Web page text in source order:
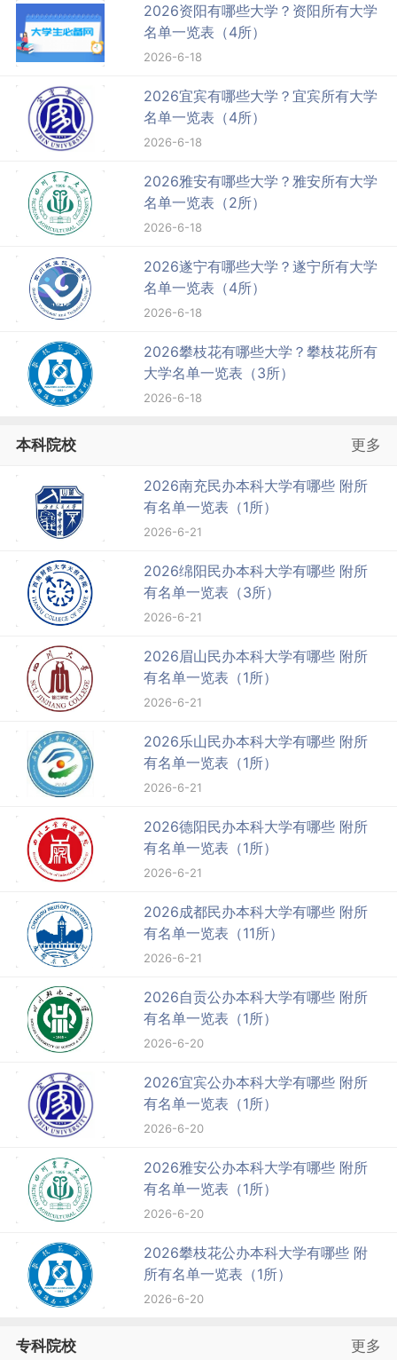
2026资阳有哪些大学？资阳所有大学
名单一览表（4所）
2026-6-18
2026宜宾有哪些大学？宜宾所有大学
名单一览表（4所）
2026-6-18
2026雅安有哪些大学？雅安所有大学
名单一览表（2所）
2026-6-18
2026遂宁有哪些大学？遂宁所有大学
名单一览表（4所）
2026-6-18
2026攀枝花有哪些大学？攀枝花所有
大学名单一览表（3所）
2026-6-18
本科院校 更多
2026南充民办本科大学有哪些 附所
有名单一览表（1所）
2026-6-21
2026绵阳民办本科大学有哪些 附所
有名单一览表（3所）
2026-6-21
2026眉山民办本科大学有哪些 附所
有名单一览表（1所）
2026-6-21
2026乐山民办本科大学有哪些 附所
有名单一览表（1所）
2026-6-21
2026德阳民办本科大学有哪些 附所
有名单一览表（1所）
2026-6-21
2026成都民办本科大学有哪些 附所
有名单一览表（11所）
2026-6-21
2026自贡公办本科大学有哪些 附所
有名单一览表（1所）
2026-6-20
2026宜宾公办本科大学有哪些 附所
有名单一览表（1所）
2026-6-20
2026雅安公办本科大学有哪些 附所
有名单一览表（1所）
2026-6-20
2026攀枝花公办本科大学有哪些 附
所有名单一览表（1所）
2026-6-20
专科院校 更多